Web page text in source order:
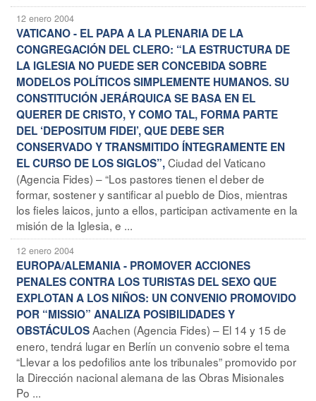
12 enero 2004
VATICANO - EL PAPA A LA PLENARIA DE LA
CONGREGACIÓN DEL CLERO: “LA ESTRUCTURA DE
LA IGLESIA NO PUEDE SER CONCEBIDA SOBRE
MODELOS POLÍTICOS SIMPLEMENTE HUMANOS. SU
CONSTITUCIÓN JERÁRQUICA SE BASA EN EL
QUERER DE CRISTO, Y COMO TAL, FORMA PARTE
DEL ‘DEPOSITUM FIDEI’, QUE DEBE SER
CONSERVADO Y TRANSMITIDO ÍNTEGRAMENTE EN
EL CURSO DE LOS SIGLOS”,Ciudad del Vaticano
(Agencia Fides) – “Los pastores tienen el deber de
formar, sostener y santificar al pueblo de Dios, mientras
los fieles laicos, junto a ellos, participan activamente en la
misión de la Iglesia, e ...
12 enero 2004
EUROPA/ALEMANIA - PROMOVER ACCIONES
PENALES CONTRA LOS TURISTAS DEL SEXO QUE
EXPLOTAN A LOS NIÑOS: UN CONVENIO PROMOVIDO
POR “MISSIO” ANALIZA POSIBILIDADES Y
OBSTÁCULOSAachen (Agencia Fides) – El 14 y 15 de
enero, tendrá lugar en Berlín un convenio sobre el tema
“Llevar a los pedofilios ante los tribunales” promovido por
la Dirección nacional alemana de las Obras Misionales
Po ...